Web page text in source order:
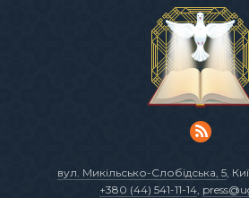
вул. Микільсько-Слобідська, 5,
+380 (44) 541-11-14,